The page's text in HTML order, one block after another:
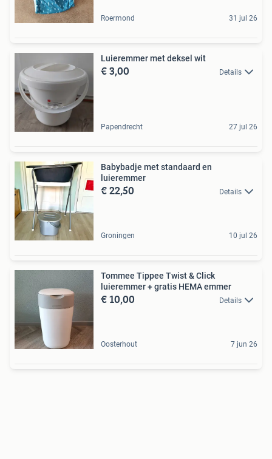
Roermond 31 jul 26
Luieremmer met deksel wit
€ 3,00 Details
Papendrecht 27 jul 26
Babybadje met standaard en
luieremmer
€ 22,50 Details
Groningen 10 jul 26
Tommee Tippee Twist & Click
luieremmer + gratis HEMA emmer
€ 10,00 Details
Oosterhout 7 jun 26